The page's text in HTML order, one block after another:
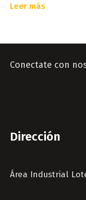
Leer más
Conectate con
Dirección
Área Industrial